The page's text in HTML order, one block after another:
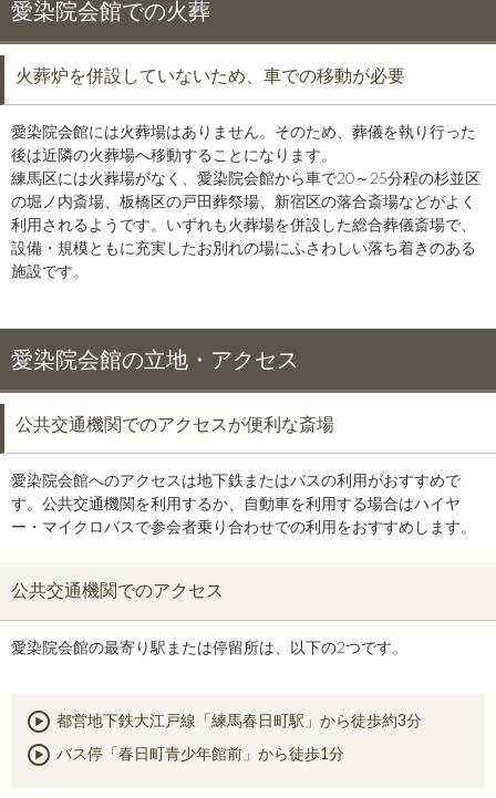
愛染院会館での火葬
火葬炉を併設していないため、車での移動が必要
愛染院会館には火葬場はありません。そのため、葬儀を執り行った
後は近隣の火葬場へ移動することになります。
練馬区には火葬場がなく、愛染院会館から車で20～25分程の杉並区
の堀ノ内斎場、板橋区の戸田葬祭場、新宿区の落合斎場などがよく
利用されるようです。いずれも火葬場を併設した総合葬儀斎場で、
設備・規模ともに充実したお別れの場にふさわしい落ち着きのある
施設です。
愛染院会館の立地・アクセス
公共交通機関でのアクセスが便利な斎場
愛染院会館へのアクセスは地下鉄またはバスの利用がおすすめで
す。公共交通機関を利用するか、自動車を利用する場合はハイヤ
ー・マイクロバスで参会者乗り合わせでの利用をおすすめします。
公共交通機関でのアクセス
愛染院会館の最寄り駅または停留所は、以下の2つです。
都営地下鉄大江戸線「練馬春日町駅」から徒歩約3分
バス停「春日町青少年館前」から徒歩1分